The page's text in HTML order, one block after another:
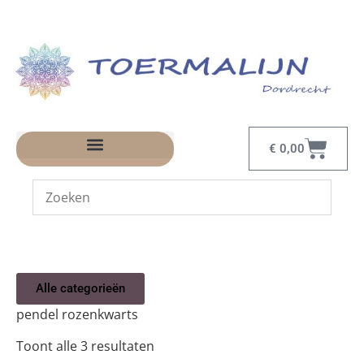
€ 0,00
Alle categorieën
pendel rozenkwarts
Toont alle 3 resultaten